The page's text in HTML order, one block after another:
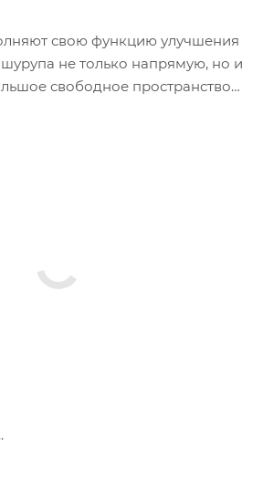
свою функцию улучшения
не только напрямую, но и
свободное пространство
целенаправленно удалена.